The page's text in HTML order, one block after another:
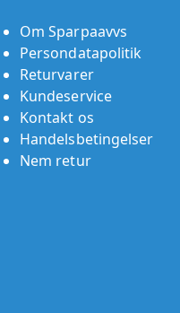
Om Sparpaavvs
Persondatapolitik
Returvarer
Kundeservice
Kontakt os
Handelsbetingelser
Nem retur